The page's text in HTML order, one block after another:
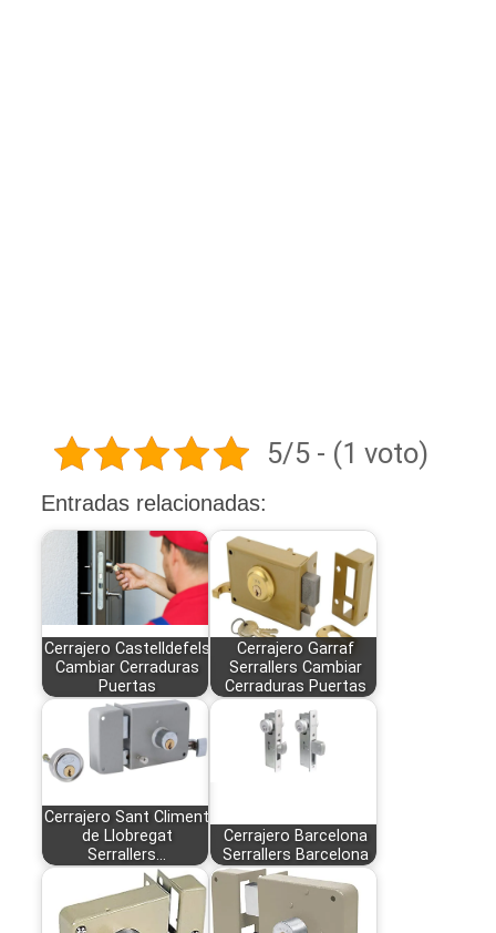
5/5 - (1 voto)
Entradas relacionadas:
Cerrajero Castelldefels
Cambiar Cerraduras
Puertas
Cerrajero Garraf
Serrallers Cambiar
Cerraduras Puertas
Cerrajero Sant Climent
de Llobregat
Serrallers…
Cerrajero Barcelona
Serrallers Barcelona